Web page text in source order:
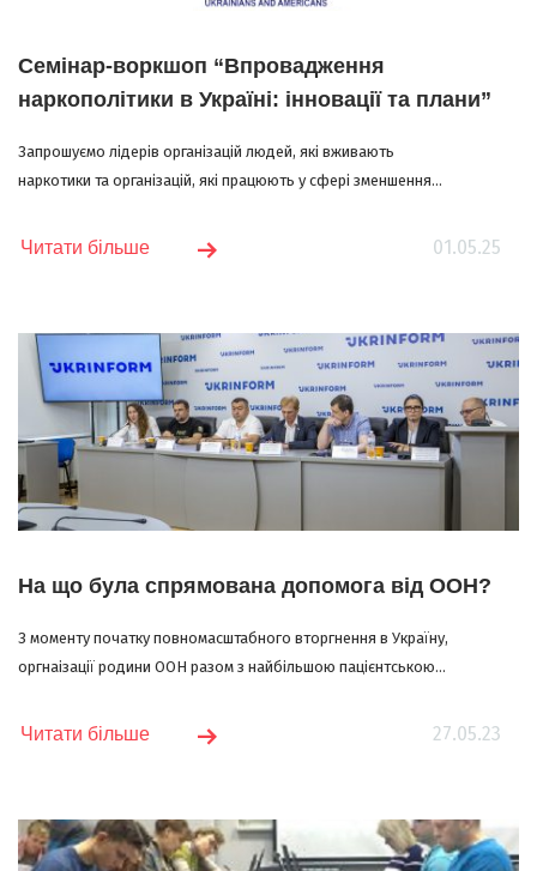
Семінар-воркшоп “Впровадження
наркополітики в Україні: інновації та плани”
Запрошуємо лідерів організацій людей, які вживають
наркотики та організацій, які працюють у сфері зменшення...
01.05.25
Читати більше
На що була спрямована допомога від ООН?
З моменту початку повномасштабного вторгнення в Україну,
оргнаізації родини ООН разом з найбільшою пацієнтською...
27.05.23
Читати більше